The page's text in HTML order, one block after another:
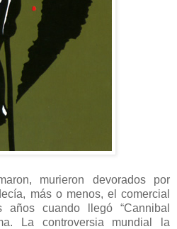
murieron devorados por
más o menos, el comercial
cuando llegó “Cannibal
La controversia mundial la